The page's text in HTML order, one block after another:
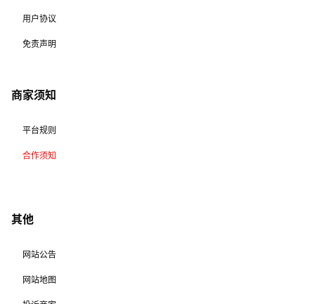
用户协议
免责声明
商家须知
平台规则
合作须知
其他
网站公告
网站地图